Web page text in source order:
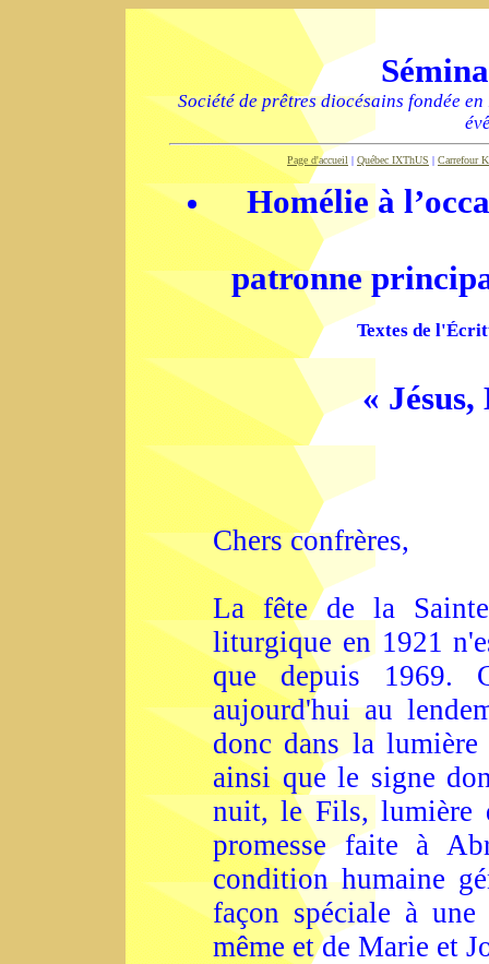
Société de prêtres diocésains fondée
Page d'accueil | Québec IXThUS | Carrefour
Homélie à
patronne
Textes de
«
Chers confrères,
La fête de la
liturgique en 1921
que depuis 1969.
aujourd'hui au
donc dans la
ainsi que le signe
nuit, le Fils, lumière
promesse faite à
condition humaine
façon spéciale à
même et de Marie et